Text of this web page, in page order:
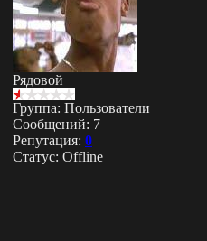
Рядовой
Группа: Пользователи
Сообщений: 7
Репутация: 0
Статус: Offline